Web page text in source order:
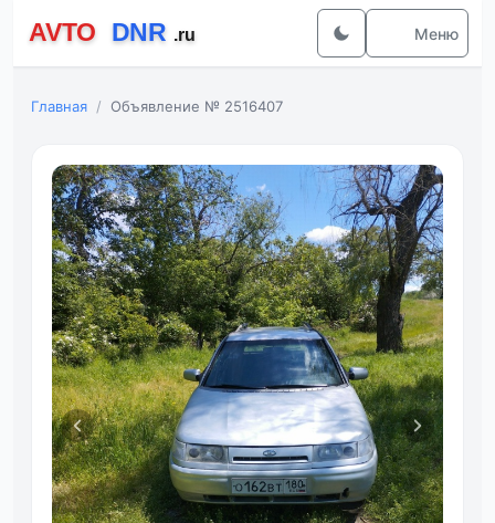
Меню
Главная Объявление № 2516407